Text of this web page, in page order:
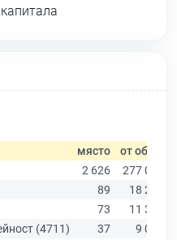
място от общо
2 626
277 019
89
18 275
73
11 315
(4711)
37 9 025